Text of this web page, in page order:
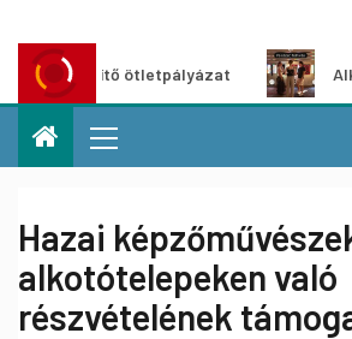
ötletpályázat Alkotói
Hazai
alkotótelepeken való
részvételének